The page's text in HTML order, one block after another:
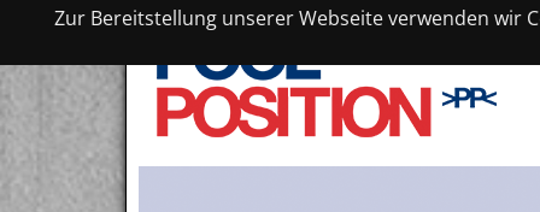
Zur Bereitstellung unserer Webseite verwenden wir